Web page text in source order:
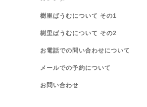
樹里ばうむについて その1
樹里ばうむについて その2
お電話での問い合わせについて
メールでの予約について
お問い合わせ